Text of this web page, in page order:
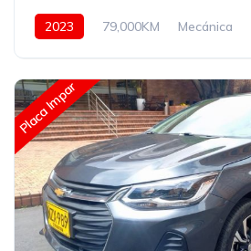
2023 79,000KM Mecánica
Placa Impar